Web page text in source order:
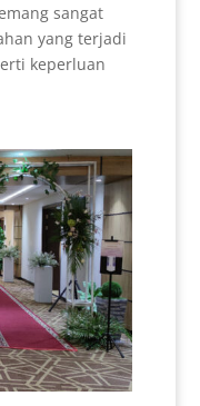
sangat
yang terjadi
keperluan